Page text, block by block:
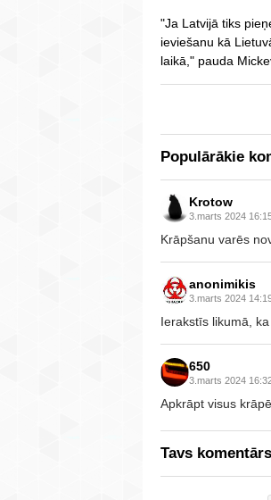
"Ja Latvijā tiks
ieviešanu kā
laikā," pauda
Populārākie
Krotow
3.marts 2024
Krāpšanu varēs
anonimikis
3.marts 2024
Ierakstīs likumā,
650
3.marts 2024
Apkrāpt visus
Tavs komentārs